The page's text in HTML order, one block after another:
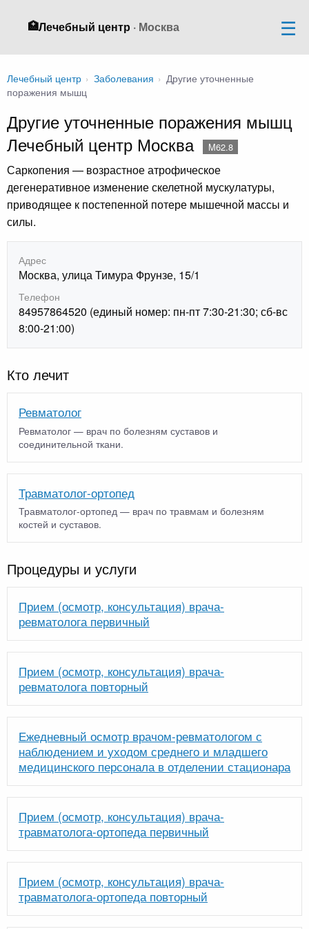
🏥Лечебный центр · Москва
Лечебный центр › Заболевания › Другие уточненные
поражения мышц
Другие уточненные поражения мышц
Лечебный центр Москва
M62.8
Саркопения — возрастное атрофическое
дегенеративное изменение скелетной мускулатуры,
приводящее к постепенной потере мышечной массы и
силы.
Адрес
Москва, улица Тимура Фрунзе, 15/1
Телефон
84957864520 (единый номер: пн-пт 7:30-21:30; сб-вс
8:00-21:00)
Кто лечит
Ревматолог
Ревматолог — врач по болезням суставов и
соединительной ткани.
Травматолог-ортопед
Травматолог-ортопед — врач по травмам и болезням
костей и суставов.
Процедуры и услуги
Прием (осмотр, консультация) врача-
ревматолога первичный
Прием (осмотр, консультация) врача-
ревматолога повторный
Ежедневный осмотр врачом-ревматологом с
наблюдением и уходом среднего и младшего
медицинского персонала в отделении стационара
Прием (осмотр, консультация) врача-
травматолога-ортопеда первичный
Прием (осмотр, консультация) врача-
травматолога-ортопеда повторный